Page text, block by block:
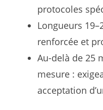
protocoles
Longueurs
renforcée et
Au-delà de 25
mesure :
acceptation